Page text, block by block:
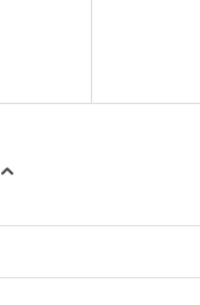
動して、マンガ
体のサバイバル
に関する知識を
ナルド公式アプ